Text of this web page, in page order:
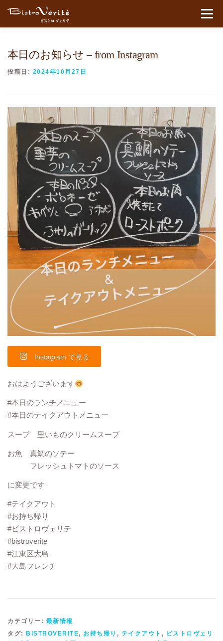
コンテンツへスキップ
メニュ
本日のお知らせ – from Instagram
投稿日: 2024年10月27日
Instagram で見る
おはようございます
#本日のランチメニュー
#本日のテイクアウトメニュー
スープ 里いものクリームスープ
お魚 真鯛のソテー
フレッシュトマトのソース
に変更です
#テイクアウト
#お持ち帰り
#ビストロヴェリテ
#bistroverite
#江東区大島
#大島フレンチ
カテゴリー: 最新情報
タグ:
BISTROVERITE, お持ち帰り , テイクアウト , ビストロヴェリ